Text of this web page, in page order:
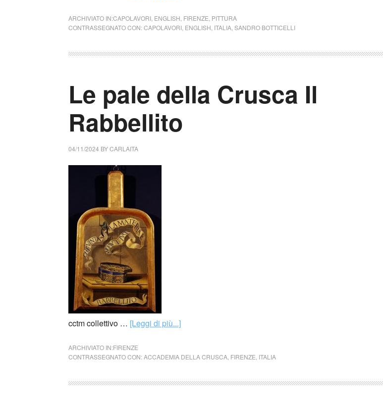
ARCHIVIATO IN:CAPOLAVORI ENGLISH FIRENZE PITTURA
CONTRASSEGNATO CON:CAPOLAVORI ENGLISH ITALIA SANDRO BOTTICELLI
Le pale della Crusca Il
Rabbellito
04/11/2024 BYCARLAITA
cctm collettivo … [Leggi di più...]
ARCHIVIATO IN:FIRENZE
CONTRASSEGNATO CON:ACCADEMIA DELLA CRUSCA FIRENZE ITALIA